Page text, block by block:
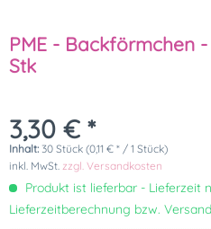
PME - Backförmchen
Stk
3,30 € *
Inhalt: 30 Stück (0,11 € * / 1 Stück)
inkl. MwSt. zzgl. Versandkosten
Produkt ist lieferbar - Lieferzeit
Lieferzeitberechnung bzw.